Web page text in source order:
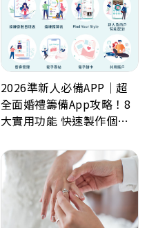
2026準新人必備APP｜超
全面婚禮籌備App攻略！8
大實用功能 快速製作個人
數日程表、預算表、婚禮商
戶一鍵查詢